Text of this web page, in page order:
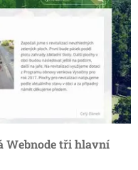
Webnode tři hlavní